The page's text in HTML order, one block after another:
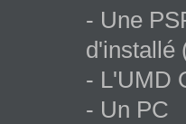
- Une
d'installé
- L'UMD
- Un PC